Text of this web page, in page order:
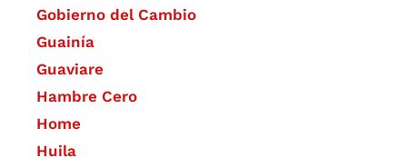
Gobierno del Cambio
Guainía
Guaviare
Hambre Cero
Home
Huila